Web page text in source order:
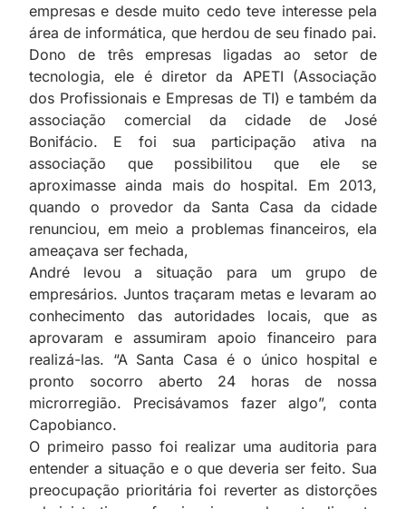
empresas e desde muito cedo teve interesse pela
área de informática, que herdou de seu finado pai.
Dono de três empresas ligadas ao setor de
tecnologia, ele é diretor da APETI (Associação
dos Profissionais e Empresas de TI) e também da
associação comercial da cidade de José
Bonifácio. E foi sua participação ativa na
associação que possibilitou que ele se
aproximasse ainda mais do hospital. Em 2013,
quando o provedor da Santa Casa da cidade
renunciou, em meio a problemas financeiros, ela
ameaçava ser fechada,
André levou a situação para um grupo de
empresários. Juntos traçaram metas e levaram ao
conhecimento das autoridades locais, que as
aprovaram e assumiram apoio financeiro para
realizá-las. “A Santa Casa é o único hospital e
pronto socorro aberto 24 horas de nossa
microrregião. Precisávamos fazer algo”, conta
Capobianco.
O primeiro passo foi realizar uma auditoria para
entender a situação e o que deveria ser feito. Sua
preocupação prioritária foi reverter as distorções